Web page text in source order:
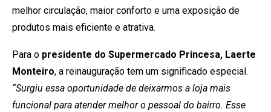
melhor circulação, maior conforto e uma exposição de
produtos mais eficiente e atrativa.
Para o presidente do Supermercado Princesa, Laerte
Monteiro, a reinauguração tem um significado especial.
“Surgiu essa oportunidade de deixarmos a loja mais
funcional para atender melhor o pessoal do bairro. Esse